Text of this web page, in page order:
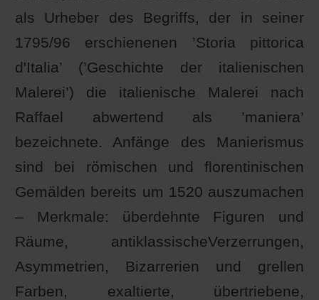
als Urheber des Begriffs, der in seiner
1795/96 erschienenen ’Storia pittorica
d'Italia’ (’Geschichte der italienischen
Malerei’) die italienische Malerei nach
Raffael abwertend als ’maniera’
bezeichnete. Anfänge des Manierismus
sind bei römischen und florentinischen
Gemälden bereits um 1520 auszumachen
– Merkmale: überdehnte Figuren und
Räume, antiklassischeVerzerrungen,
Asymmetrien, Bizarrerien und grellen
Farben, exaltierte, übertriebene,